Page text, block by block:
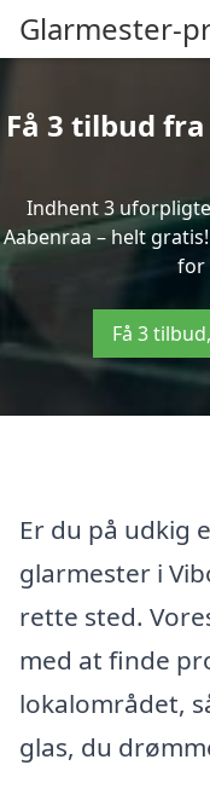
Glarmester-
Få 3 tilbud
Indhent 3
Aabenraa – helt
for
Få 3
Er du på udkig
glarmester i
rette sted.
med at finde
lokalområdet,
glas, du